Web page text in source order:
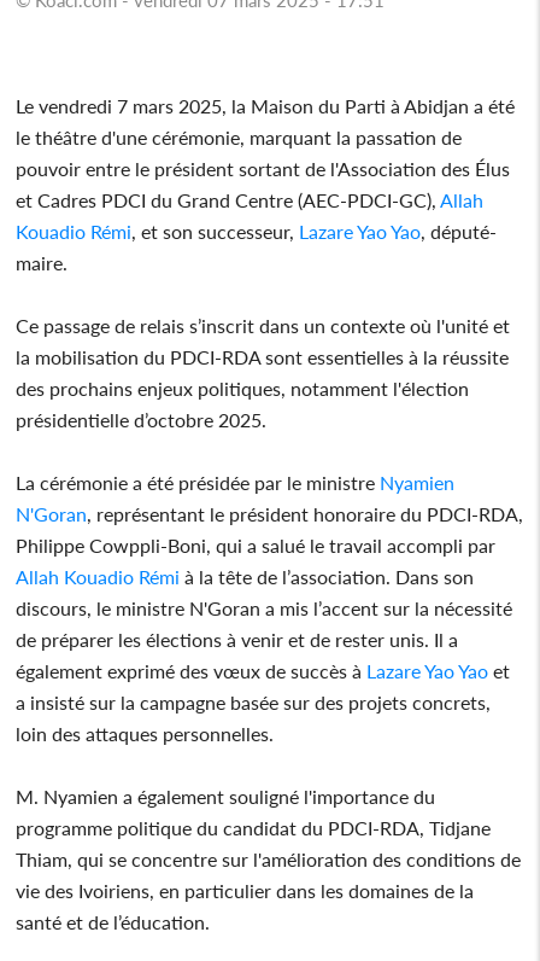
Le vendredi 7 mars 2025, la Maison du Parti à Abidjan a été
le théâtre d'une cérémonie, marquant la passation de
pouvoir entre le président sortant de l'Association des Élus
et Cadres PDCI du Grand Centre (AEC-PDCI-GC), Allah
Kouadio Rémi , et son successeur, Lazare Yao Yao , député-
maire.
Ce passage de relais s’inscrit dans un contexte où l'unité et
la mobilisation du PDCI-RDA sont essentielles à la réussite
des prochains enjeux politiques, notamment l'élection
présidentielle d’octobre 2025.
La cérémonie a été présidée par le ministre Nyamien
N'Goran , représentant le président honoraire du PDCI-RDA,
Philippe Cowppli-Boni, qui a salué le travail accompli par
Allah Kouadio Rémi à la tête de l’association. Dans son
discours, le ministre N'Goran a mis l’accent sur la nécessité
de préparer les élections à venir et de rester unis. Il a
également exprimé des vœux de succès à Lazare Yao Yao et
a insisté sur la campagne basée sur des projets concrets,
loin des attaques personnelles.
M. Nyamien a également souligné l'importance du
programme politique du candidat du PDCI-RDA, Tidjane
Thiam, qui se concentre sur l'amélioration des conditions de
vie des Ivoiriens, en particulier dans les domaines de la
santé et de l’éducation.